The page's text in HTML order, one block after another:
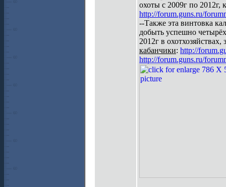
охоты с 2009г по 2012г,
http://forum.guns.ru/
--Также эта винтовка
добыть успешно
2012г в
кабанчики: http://
http://forum.guns.ru/